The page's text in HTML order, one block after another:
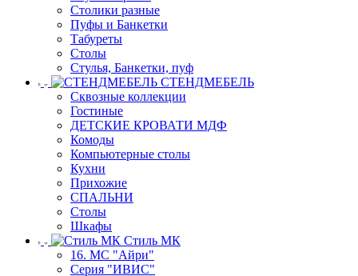
Столики разные
Пуфы и Банкетки
Табуреты
Столы
Стулья, Банкетки, пуф
СТЕНДМЕБЕЛЬ
Сквозные коллекции
Гостиные
ДЕТСКИЕ КРОВАТИ МДФ
Комоды
Компьютерные столы
Кухни
Прихожие
СПАЛЬНИ
Столы
Шкафы
Стиль МК
16. МС "Айри"
Серия "ИВИС"